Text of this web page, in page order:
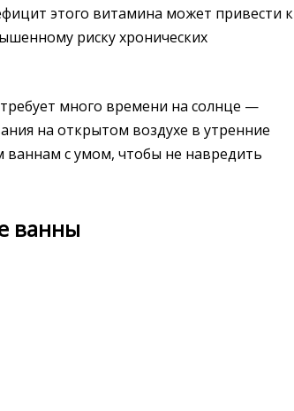
этого витамина может привести к
риску хронических
много времени на солнце —
на открытом воздухе в утренние
с умом, чтобы не навредить
ванны